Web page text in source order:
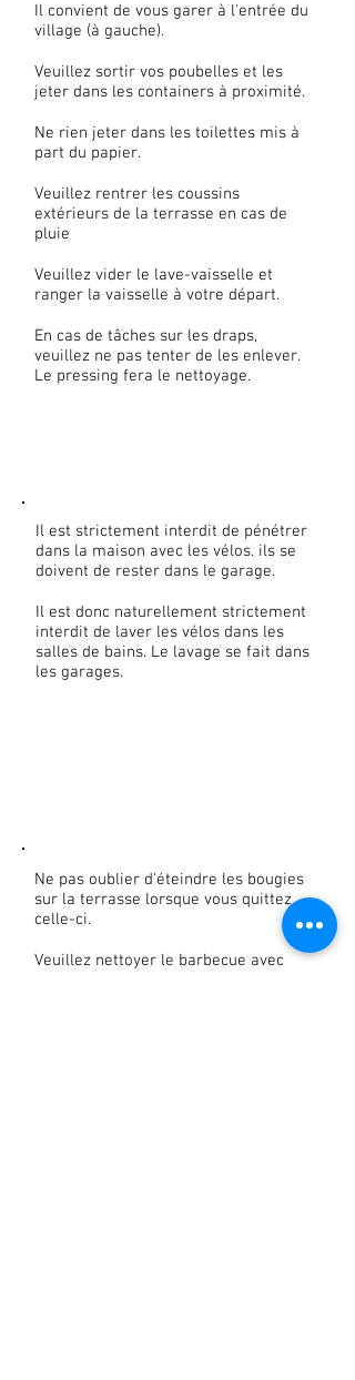
Il convient de vous garer à l'entrée du
village (à gauche).
Veuillez sortir vos poubelles et les
jeter dans les containers à proximité.
Ne rien jeter dans les toilettes mis à
part du papier.
Veuillez rentrer les coussins
extérieurs de la terrasse en cas de
pluie
Veuillez vider le lave-vaisselle et
ranger la vaisselle à votre départ.
En cas de tâches sur les draps,
veuillez ne pas tenter de les enlever.
Le pressing fera le nettoyage.
Il est strictement interdit de pénétrer
dans la maison avec les vélos. ils se
doivent de rester dans le garage.
Il est donc naturellement strictement
interdit de laver les vélos dans les
salles de bains. Le lavage se fait dans
les garages.​​
Ne pas oublier d'éteindre les bougies
sur la terrasse lorsque vous quittez
celle-ci.
Veuillez nettoyer le barbecue avec